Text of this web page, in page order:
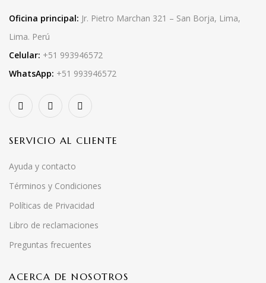
Oficina principal: Jr. Pietro Marchan 321 – San Borja, Lima,
Lima. Perú
Celular: +51 993946572
WhatsApp: +51 993946572
SERVICIO AL CLIENTE
Ayuda y contacto
Términos y Condiciones
Políticas de Privacidad
Libro de reclamaciones
Preguntas frecuentes
ACERCA DE NOSOTROS